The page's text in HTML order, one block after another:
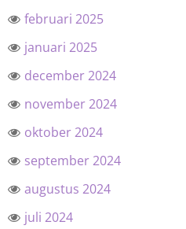
februari 2025
januari 2025
december 2024
november 2024
oktober 2024
september 2024
augustus 2024
juli 2024